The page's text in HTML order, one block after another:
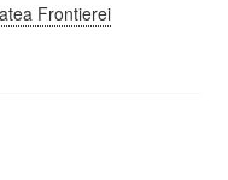
Frontierei